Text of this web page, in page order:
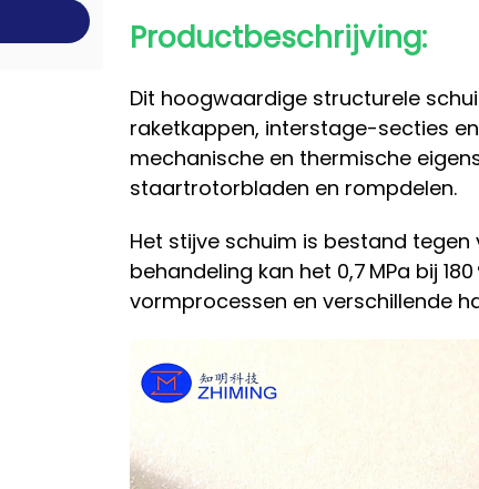
Productbeschrijving:
Dit hoogwaardige structurele
raketkappen, interstage-secties
mechanische en thermische
staartrotorbladen en rompdelen.
Het stijve schuim is bestand tegen
behandeling kan het 0,7 MPa bij
vormprocessen en verschillende